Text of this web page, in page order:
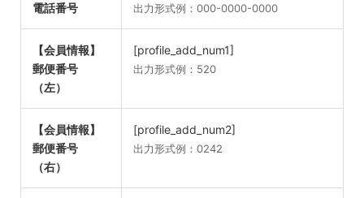
電話番号
出力形式例：000-0000-0000
【会員情報】
郵便番号
（左）
[profile_add_num1]
出力形式例：520
【会員情報】
郵便番号
（右）
[profile_add_num2]
出力形式例：0242